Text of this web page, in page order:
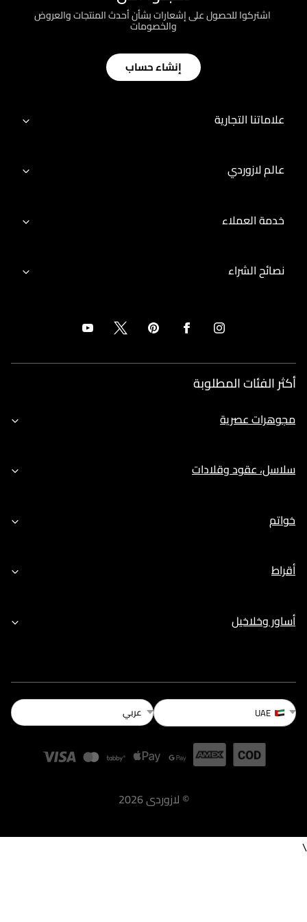
؜ اشتركوا للحصول على إشعارات بشأن أحدث المنتجات والعروض
والخصومات
إنشاء حساب
علاماتنا التجارية
عالم لازوردي
خدمة العملاء
نصائح الشراء
أكثر الفئات المطلوبة
مجوهرات عصرية
سلاسل، عقود وقلادات
خواتم
أقراط
أساور وخلاخيل
UAE عربي
© لازوردى2026
\